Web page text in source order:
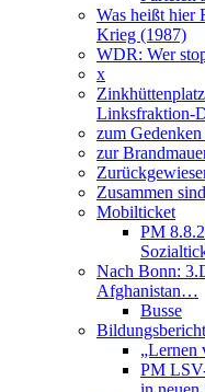
Was heißt hier
Krieg (1987)
WDR: Wer
x
Linksfraktion-
zum
zur
Zusammen
Mobilticket
PM
Nach Bonn:
Afghanistan…
Busse
„Lernen
PM